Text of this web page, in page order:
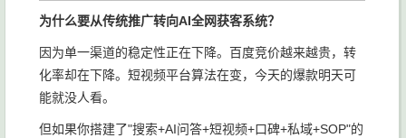
为什么要从传统推广转向AI全网获客系统？
因为单一渠道的稳定性正在下降。百度竞价越来越贵，转
化率却在下降。短视频平台算法在变，今天的爆款明天可
能就没人看。
但如果你搭建了"搜索+AI问答+短视频+口碑+私域+SOP"的